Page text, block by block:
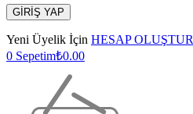
Yeni Üyelik İçin HESAP OLUŞTUR
0 Sepetim₺0.00